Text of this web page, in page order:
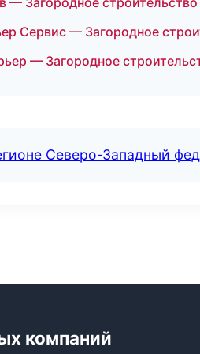
Сервис — Загородное
— Загородное
Северо-Западный
компаний